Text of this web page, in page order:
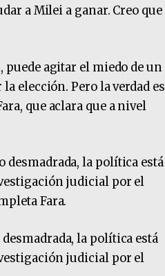
a Milei a ganar. Creo que
puede agitar el miedo de un
elección. Pero la verdad es
que aclara que a nivel
desmadrada, la política está
judicial por el
Fara.
la política está
judicial por el